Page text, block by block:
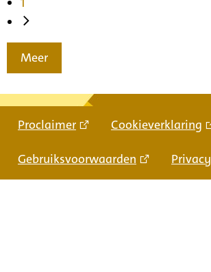
Meer
Proclaimer Cookieverklaring
Gebruiksvoorwaarden Privacy